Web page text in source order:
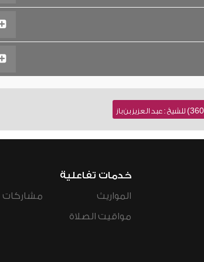
خدمات تفاعلية
المواريث
مواقيت الصلاة
مشاركات